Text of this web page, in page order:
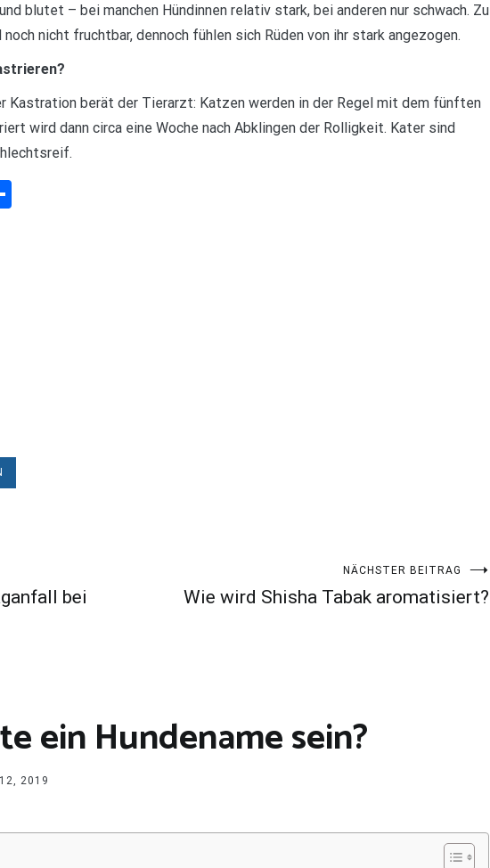
blutet – bei manchen Hündinnen relativ stark, bei anderen nur schwach. Zu
nicht fruchtbar, dennoch fühlen sich Rüden von ihr stark angezogen.
Kastration berät der Tierarzt: Katzen werden in der Regel mit dem fünften
wird dann circa eine Woche nach Abklingen der Rolligkeit. Kater sind
bei
NÄCHSTER BEITRAG
Wie wird Shisha Tabak aromatisiert?
ein Hundename sein?
2019